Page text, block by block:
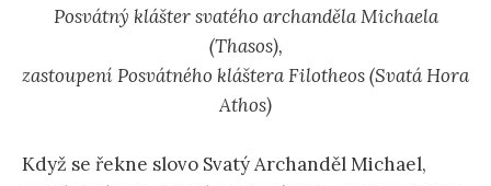
Posvátný klášter svatého archanděla Michaela
(Thasos),
zastoupení Posvátného kláštera Filotheos (Svatá Hora
Athos)
Když se řekne slovo Svatý Archanděl Michael,